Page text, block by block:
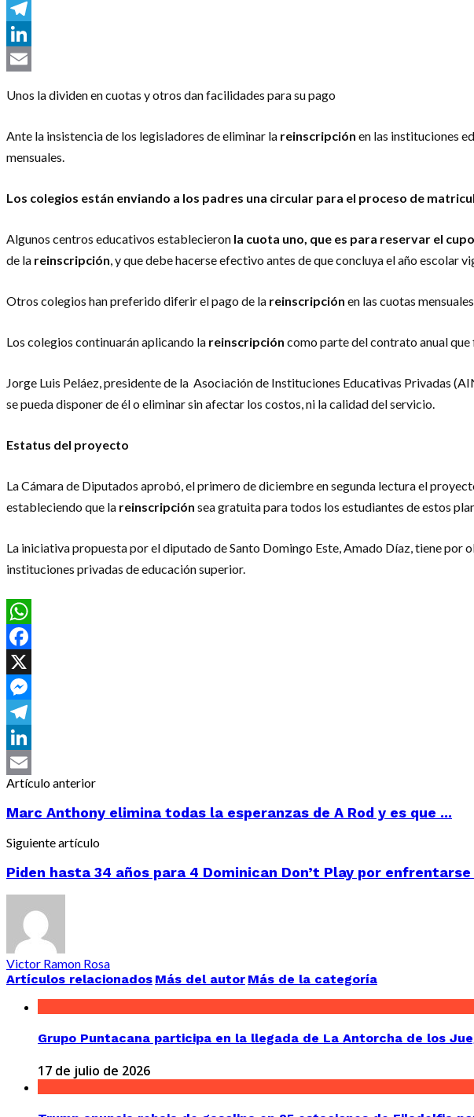
Messenger
Telegram
LinkedIn
Unos la dividen en cuotas y otros dan facilidades para su pago
Ante la insistencia de los legisladores de eliminar la reinscripción en las instituciones
mensuales.
Los colegios están enviando a los padres una circular para el proceso de
Algunos centros educativos establecieron la cuota uno, que es para reservar el
de la reinscripción , y que debe hacerse efectivo antes de que concluya el año escolar
Otros colegios han preferido diferir el pago de la reinscripción en las cuotas
Los colegios continuarán aplicando la reinscripción como parte del contrato anual que
Jorge Luis Peláez, presidente de la Asociación de Instituciones Educativas Privadas
se pueda disponer de él o eliminar sin afectar los costos, ni la calidad del servicio.
Estatus del proyecto
La Cámara de Diputados aprobó, el primero de diciembre en segunda lectura el
estableciendo que la reinscripción sea gratuita para todos los estudiantes de estos
La iniciativa propuesta por el diputado de Santo Domingo Este, Amado Díaz, tiene
instituciones privadas de educación superior.
WhatsApp
Facebook
X
Messenger
Telegram
LinkedIn
Email
Artículo anterior
Marc Anthony elimina todas la esperanzas de A Rod y es que ...
Siguiente artículo
Piden hasta 34 años para 4 Dominican Don’t Play por enfrentarse
Victor Ramon Rosa
Artículos relacionados Más del autor Más de la categoría
Grupo Puntacana participa en la llegada de La Antorcha de los
17 de julio de 2026